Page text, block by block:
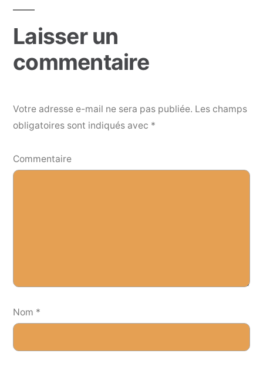
l’article
Laisser un
commentaire
Votre adresse e-mail ne sera pas publiée. Les champs
obligatoires sont indiqués avec *
Commentaire
Nom *